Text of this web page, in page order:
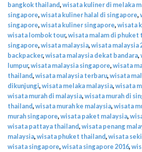
bangkok thailand,wisata kuliner di melaka
singapore,wisata kuliner halal di singapore,
singapore,wisata kuliner singapore,wisata
wisata lombok tour,wisata malam di phuket
singapore,wisata malaysia,wisata malaysia
backpacker,wisata malaysia dekat bandara,
lumpur,wisata malaysia singapore,wisata
thailand,wisata malaysia terbaru,wisata
dikunjungi,wisata melaka malaysia,wisata
wisata murah di malaysia,wisata murah di
thailand,wisata murah ke malaysia,wisata
murah singapore,wisata paket malaysia,
wisata pattaya thailand,wisata penang
malaysia,wisata phuket thailand,wisata
wisata singapore,wisata singapore 2016,